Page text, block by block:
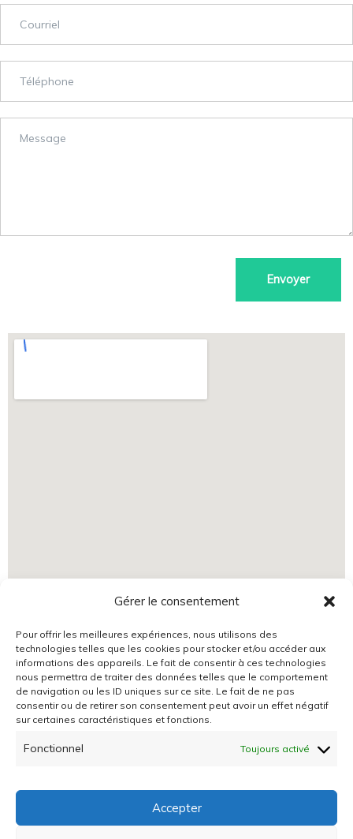
Gérer le consentement
Pour offrir les meilleures expériences, nous utilisons des
technologies telles que les cookies pour stocker et/ou accéder aux
informations des appareils. Le fait de consentir à ces technologies
nous permettra de traiter des données telles que le comportement
de navigation ou les ID uniques sur ce site. Le fait de ne pas
consentir ou de retirer son consentement peut avoir un effet négatif
sur certaines caractéristiques et fonctions.
Fonctionnel Toujours activé
Accepter
Envoyer